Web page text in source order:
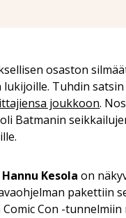
osaston
Tuhdin
joukkoon.
Batmanin
Hannu Kesola on
pakettiin
Con -tunnelmiin